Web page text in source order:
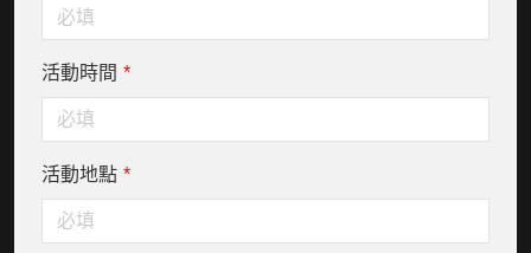
活動時間 *
活動地點 *